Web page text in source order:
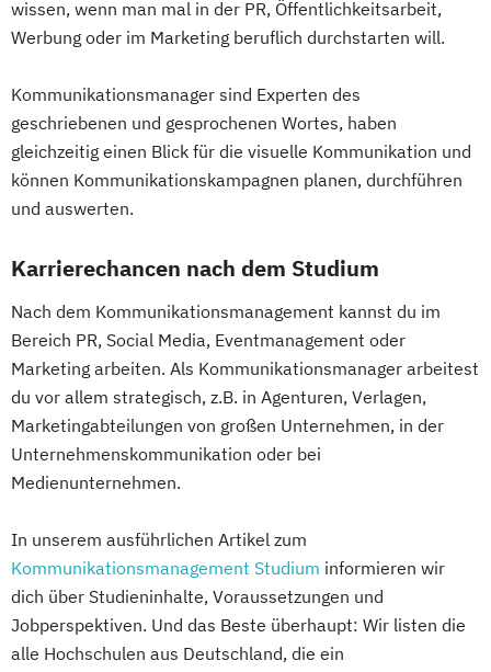
wissen, wenn man mal in der PR, Öffentlichkeitsarbeit,
Werbung oder im Marketing beruflich durchstarten will.
Kommunikationsmanager sind Experten des
geschriebenen und gesprochenen Wortes, haben
gleichzeitig einen Blick für die visuelle Kommunikation und
können Kommunikationskampagnen planen, durchführen
und auswerten.
Karrierechancen nach dem Studium
Nach dem Kommunikationsmanagement kannst du im
Bereich PR, Social Media, Eventmanagement oder
Marketing arbeiten. Als Kommunikationsmanager arbeitest
du vor allem strategisch, z.B. in Agenturen, Verlagen,
Marketingabteilungen von großen Unternehmen, in der
Unternehmenskommunikation oder bei
Medienunternehmen.
In unserem ausführlichen Artikel zum
Kommunikationsmanagement Studium informieren wir
dich über Studieninhalte, Voraussetzungen und
Jobperspektiven. Und das Beste überhaupt: Wir listen die
alle Hochschulen aus Deutschland, die ein